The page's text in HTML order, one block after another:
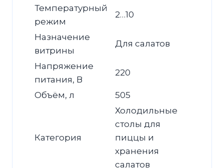
Температурный
режим
2…10
Назначение
витрины
Для салатов
Напряжение
питания, В
220
Объём, л 505
Категория
Холодильные
столы для
пиццы и
хранения
салатов